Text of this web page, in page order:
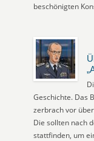
beschönigten
Geschichte. Das
zerbrach vor
Die sollten nach
stattfinden, um